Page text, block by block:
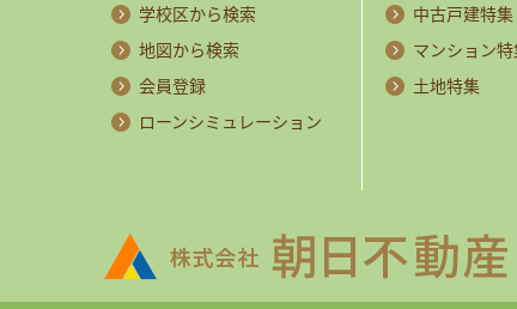
学校区から検索
地図から検索
会員登録
ローンシミュレーション
中古戸建特集
マンション
土地特集